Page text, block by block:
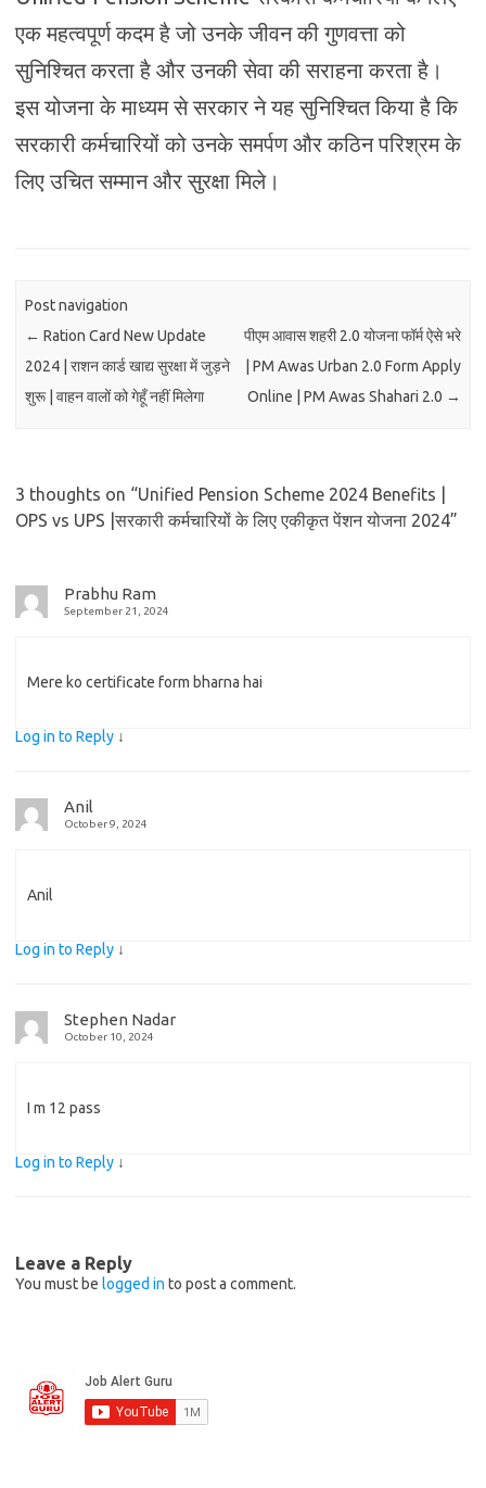
एक महत्वपूर्ण कदम है जो उनके जीवन की गुणवत्ता को
सुनिश्चित करता है और उनकी सेवा की सराहना करता है।
इस योजना के माध्यम से सरकार ने यह सुनिश्चित किया है कि
सरकारी कर्मचारियों को उनके समर्पण और कठिन परिश्रम के
लिए उचित सम्मान और सुरक्षा मिले।
Post navigation
← Ration Card New Update
2024 | राशन कार्ड खाद्य सुरक्षा में जुड़ने
शुरू | वाहन वालों को गेहूँ नहीं मिलेगा
पीएम आवास शहरी 2.0 योजना फॉर्म ऐसे भरे
| PM Awas Urban 2.0 Form Apply
Online | PM Awas Shahari 2.0 →
3 thoughts on “Unified Pension Scheme 2024 Benefits |
OPS vs UPS |सरकारी कर्मचारियों के लिए एकीकृत पेंशन योजना 2024”
Prabhu Ram
September 21, 2024
Mere ko certificate form bharna hai
Log in to Reply ↓
Anil
October 9, 2024
Anil
Log in to Reply ↓
Stephen Nadar
October 10, 2024
I m 12 pass
Log in to Reply ↓
Leave a Reply
You must be logged in to post a comment.